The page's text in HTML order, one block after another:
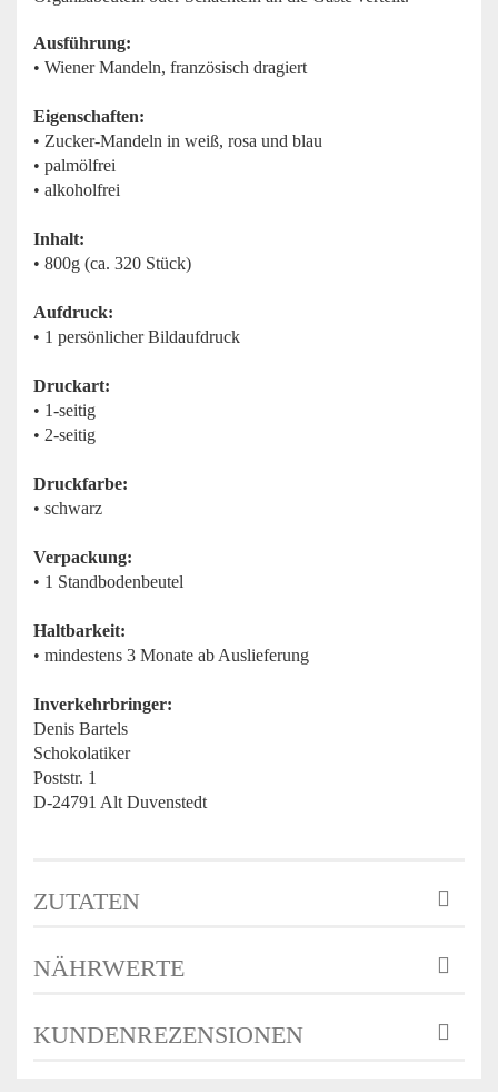
Ausführung:
• Wiener Mandeln, französisch dragiert
Eigenschaften:
• Zucker-Mandeln in weiß, rosa und blau
• palmölfrei
• alkoholfrei
Inhalt:
• 800g (ca. 320 Stück)
Aufdruck:
• 1 persönlicher Bildaufdruck
Druckart:
• 1-seitig
• 2-seitig
Druckfarbe:
• schwarz
Verpackung:
• 1 Standbodenbeutel
Haltbarkeit:
• mindestens 3 Monate ab Auslieferung
Inverkehrbringer:
Denis Bartels
Schokolatiker
Poststr. 1
D-24791 Alt Duvenstedt
ZUTATEN
NÄHRWERTE
KUNDENREZENSIONEN